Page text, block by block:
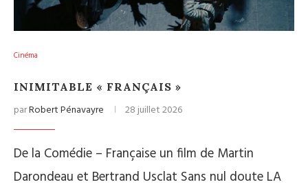
Cinéma
INIMITABLE « FRANÇAIS »
parRobert Pénavayre 28 juillet 2026
De la Comédie – Française un film de Martin
Darondeau et Bertrand Usclat Sans nul doute LA